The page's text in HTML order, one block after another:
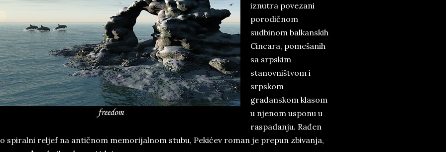
iznutra povezani
porodičnom
sudbinom balkanskih
Cincara, pomešanih
sa srpskim
stanovništvom i
srpskom
građanskom klasom
u njenom usponu u
raspadanju. Rađen
spiralni reljef na antičnom memorijalnom stubu, Pekićev roman je prepun zbivanja,